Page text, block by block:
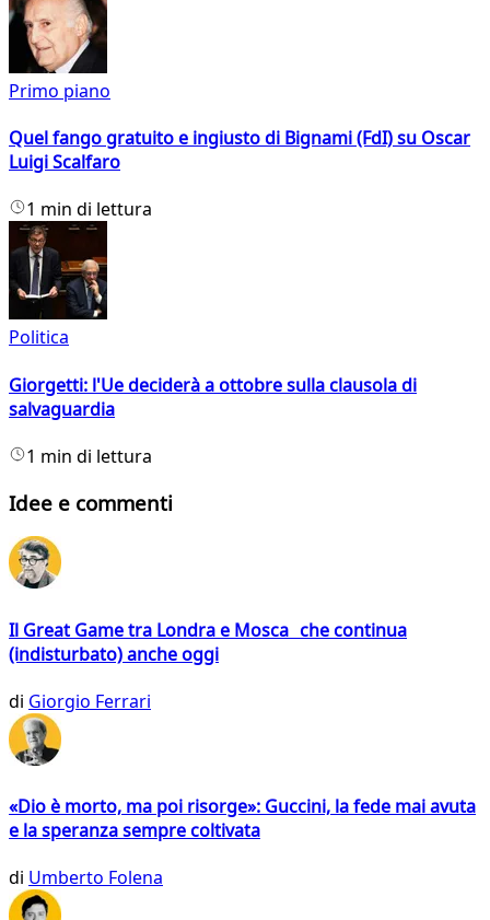
Primo piano
Quel fango gratuito e ingiusto di Bignami (FdI) su Oscar
Luigi Scalfaro
1 min di lettura
Politica
Giorgetti: l'Ue deciderà a ottobre sulla clausola di
salvaguardia
1 min di lettura
Idee e commenti
Il Great Game tra Londra e Mosca che continua
(indisturbato) anche oggi
di Giorgio Ferrari
«Dio è morto, ma poi risorge»: Guccini, la fede mai avuta
e la speranza sempre coltivata
di Umberto Folena